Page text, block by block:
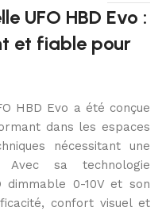
UFO HBD Evo :
et fiable pour
HBD Evo a été conçue
dans les espaces
nécessitant une
Avec sa technologie
dimmable 0-10V et son
confort visuel et